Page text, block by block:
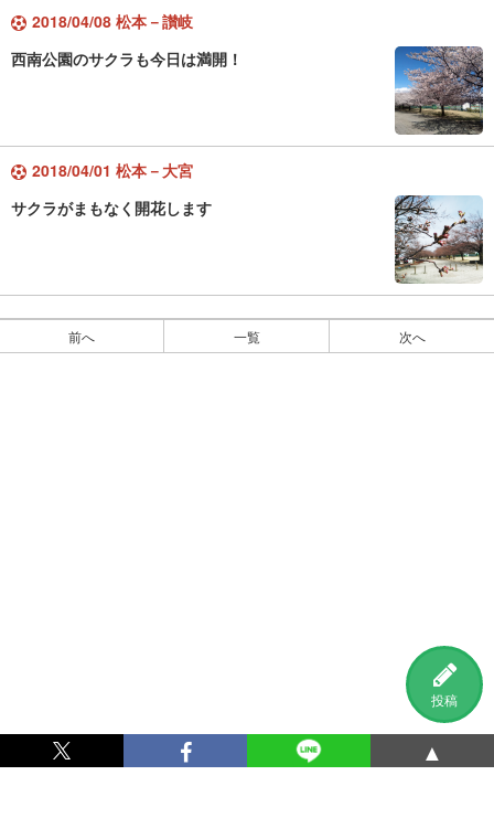
投稿
2018/04/08 松本－讃岐
西南公園のサクラも今日は満開！
2018/04/01 松本－大宮
サクラがまもなく開花します
前へ 一覧 次へ
▲